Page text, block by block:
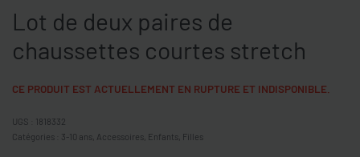
Lot de deux paires de
chaussettes courtes stretch
CE PRODUIT EST ACTUELLEMENT EN RUPTURE ET INDISPONIBLE.
1818332
Catégories : 3-10 ans Accessoires Enfants Filles